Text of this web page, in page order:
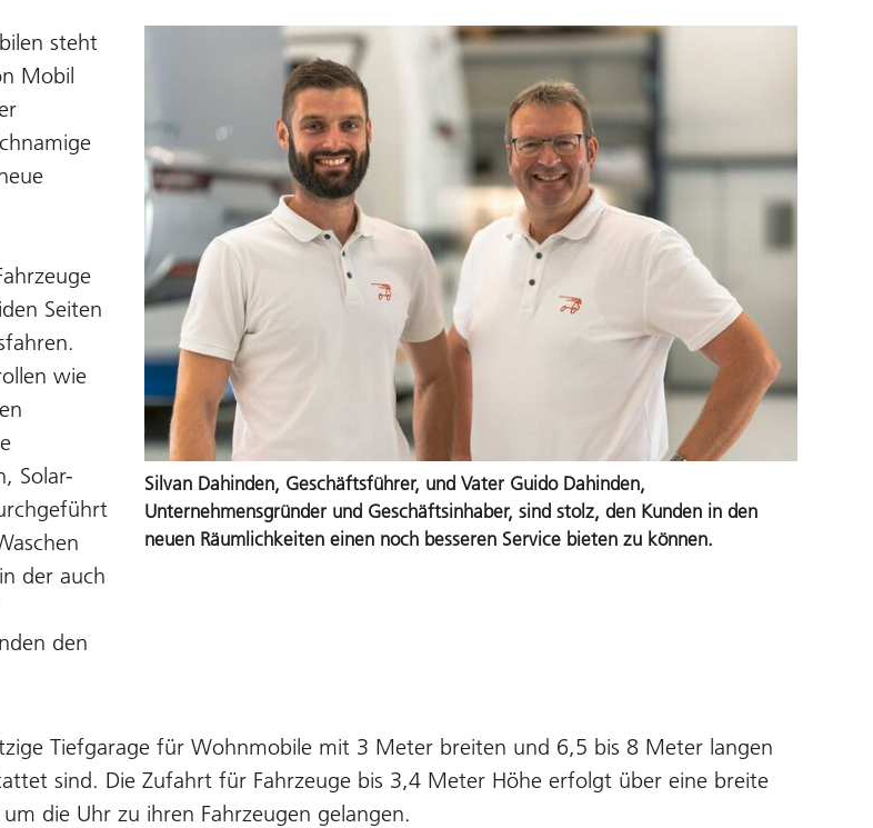
steht
Mobil
Seiten
wie
Solar-
der auch
den
Silvan Dahinden, Geschäftsführer, und Vater Guido Dahinden,
Unternehmensgründer und Geschäftsinhaber, sind stolz, den Kunden in den
neuen Räumlichkeiten einen noch besseren Service bieten zu können.
Tiefgarage für Wohnmobile mit 3 Meter breiten und 6,5 bis 8 Meter langen
sind. Die Zufahrt für Fahrzeuge bis 3,4 Meter Höhe erfolgt über eine breite
die Uhr zu ihren Fahrzeugen gelangen.